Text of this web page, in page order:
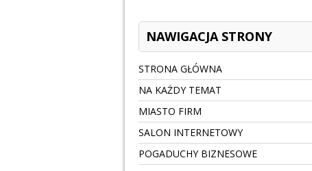
NAWIGACJA STRONY
STRONA GŁÓWNA
NA KAŻDY TEMAT
MIASTO FIRM
SALON INTERNETOWY
POGADUCHY BIZNESOWE